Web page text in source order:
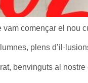
vam començar el nou
plens
benvinguts al nostre